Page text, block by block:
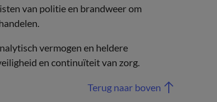
van politie en brandweer om
vermogen en heldere
en continuïteit van zorg.
Terug naar boven